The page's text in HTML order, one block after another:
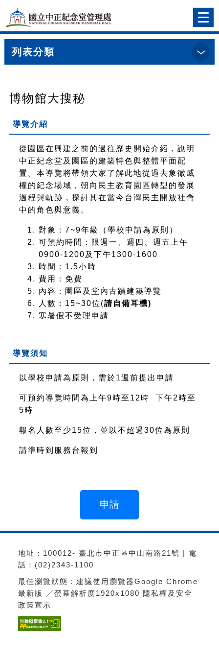
跳到主要內容
網站導覽
前往首頁
列表分類
::: 首頁> 導覽預約明細
博物館大搜秘
導覽介紹
從園區在興建之前的過往歷史開始介紹，說明
中正紀念堂及園區的建築特色與整體平面配
置。本導覽將帶領大家了解此地從過去象徵威
權的紀念場域，朝向民主教育園區轉型的發展
過程與軌跡，探討其在當今台灣民主開放社會
中的角色與意義。
對象：7~9年級（學校申請為原則）
可預約時間：限週一、週四、週五上午
0900-1200及下午1300-1600
時間：1.5小時
費用：免費
內容：園區及堂內古蹟建築導覽
人數：15~30位(請自備耳機)
寒暑假不受理申請
導覽須知
以學校申請為原則，需於1週前提出申請
可預約導覽時間為上午9時至12時 下午2時至
5時
報名人數至少15位，並以不超過30位為原則
請準時到服務台報到
地址：100012- 臺北市中正區中山南路21號 | 電
話：(02)2343-1100
最佳瀏覽狀態：建議使用瀏覽器Google Chrome
最新版 ╱螢幕解析度1920x1080 隱私權及安全
政策宣示